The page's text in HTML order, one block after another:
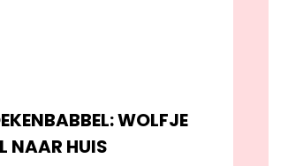
WOLFJE
NAAR HUIS